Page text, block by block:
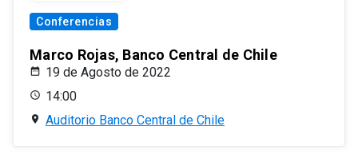
Conferencias
Marco Rojas, Banco Central de Chile
19 de Agosto de 2022
14:00
Auditorio Banco Central de Chile